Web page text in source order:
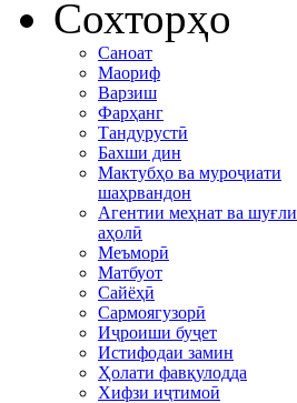
Сохторҳо
Саноат
Маориф
Варзиш
Фарҳанг
Тандурустӣ
Бахши дин
Мактубҳо ва муроҷиати
шаҳрвандон
Агентии меҳнат ва шуғли
аҳолӣ
Меъморӣ
Матбуот
Сайёҳӣ
Сармоягузорӣ
Иҷроиши буҷет
Истифодаи замин
Ҳолати фавқулодда
Хифзи иҷтимоӣ